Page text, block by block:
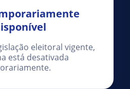
eleitoral vigente,
está desativada